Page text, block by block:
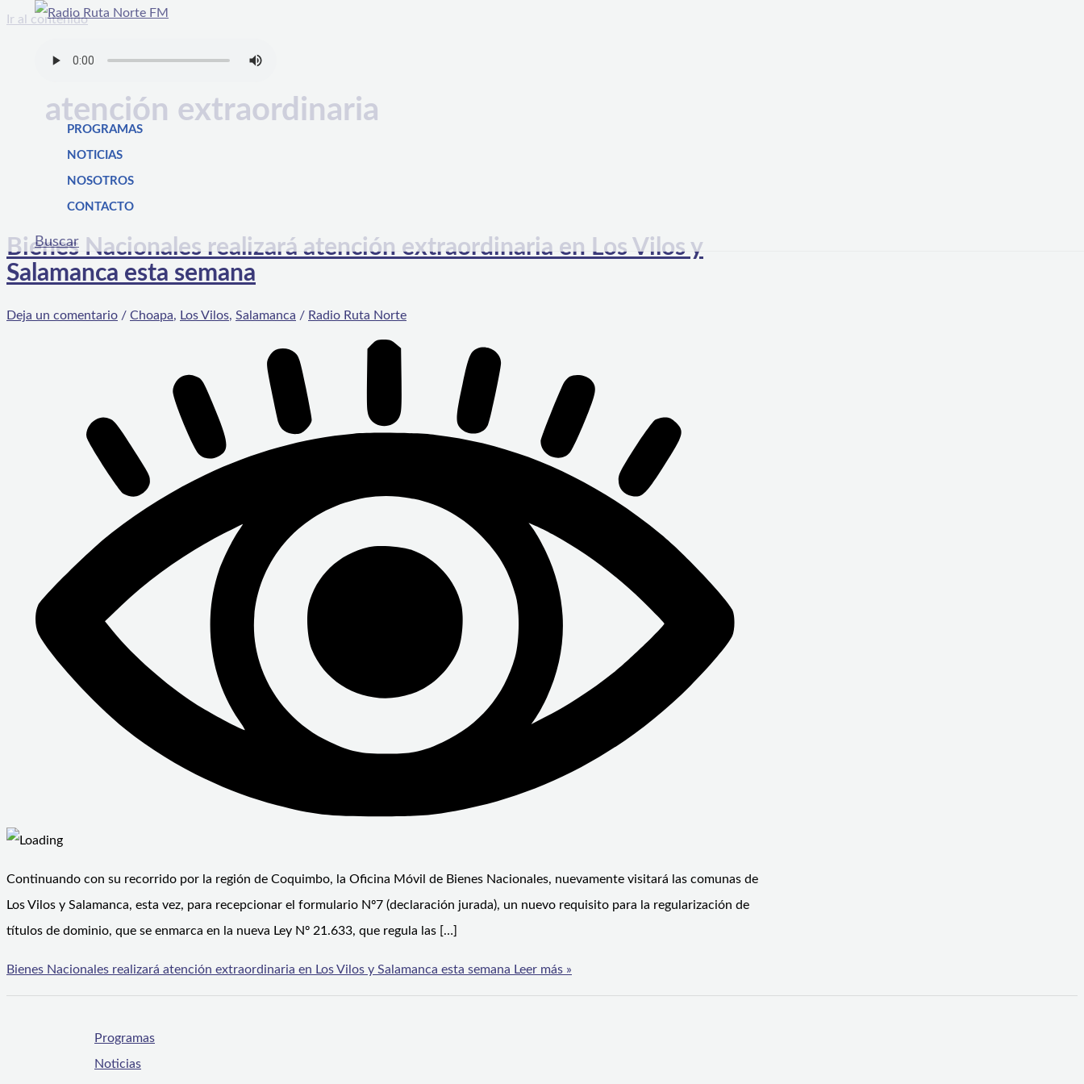
Ir al contenido
PROGRAMAS
NOTICIAS
NOSOTROS
CONTACTO
Buscar
atención extraordinaria
Bienes Nacionales realizará atención extraordinaria en Los Vilos y
Salamanca esta semana
Deja un comentario / Choapa, Los Vilos, Salamanca / Radio Ruta Norte
Continuando con su recorrido por la región de Coquimbo, la Oficina Móvil de Bienes Nacionales, nuevamente visitará las comunas de
Los Vilos y Salamanca, esta vez, para recepcionar el formulario Nº7 (declaración jurada), un nuevo requisito para la regularización de
títulos de dominio, que se enmarca en la nueva Ley Nº 21.633, que regula las […]
Bienes Nacionales realizará atención extraordinaria en Los Vilos y Salamanca esta semana Leer más »
Programas
Noticias